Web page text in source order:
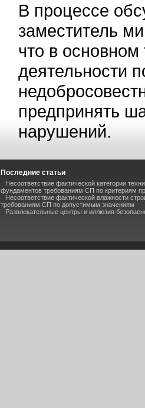
В процессе
заместитель
что в основном
деятельности
предпринять
нарушений.
Последние статьи
Несоответствие фактической категории
фундаментов требованиям СП по критериям
Несоответствие фактической влажности
требованиям СП по допустимым значениям
Развлекательные центры и иллюзия